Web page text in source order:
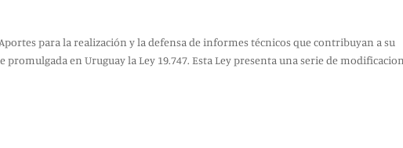
para la realización y la defensa de informes técnicos que contribuyan a su
promulgada en Uruguay la Ley 19.747. Esta Ley presenta una serie de